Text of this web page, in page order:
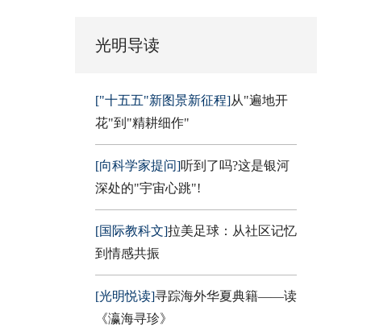
光明导读
["十五五"新图景新征程]从"遍地开
花"到"精耕细作"
[向科学家提问]听到了吗?这是银河
深处的"宇宙心跳"!
[国际教科文]拉美足球：从社区记忆
到情感共振
[光明悦读]寻踪海外华夏典籍——读
《瀛海寻珍》